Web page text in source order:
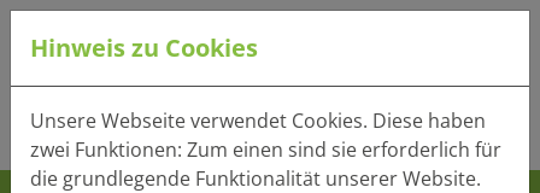
Tel.:+49 (0) 41 32 - 220
Mail:info(at)heger-holzbau.de
Hinweis zu Cookies
Unsere Webseite verwendet Cookies. Diese haben
zwei Funktionen: Zum einen sind sie erforderlich für
die grundlegende Funktionalität unserer Website.